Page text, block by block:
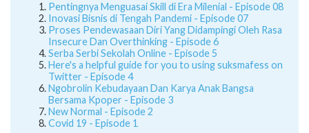
Pentingnya Menguasai Skill di Era Milenial - Episode 08
Inovasi Bisnis di Tengah Pandemi - Episode 07
Proses Pendewasaan Diri Yang Didampingi Oleh Rasa
Insecure Dan Overthinking - Episode 6
Serba Serbi Sekolah Online - Episode 5
Here's a helpful guide for you to using suksmafess on
Twitter - Episode 4
Ngobrolin Kebudayaan Dan Karya Anak Bangsa
Bersama Kpoper - Episode 3
New Normal - Episode 2
Covid 19 - Episode 1